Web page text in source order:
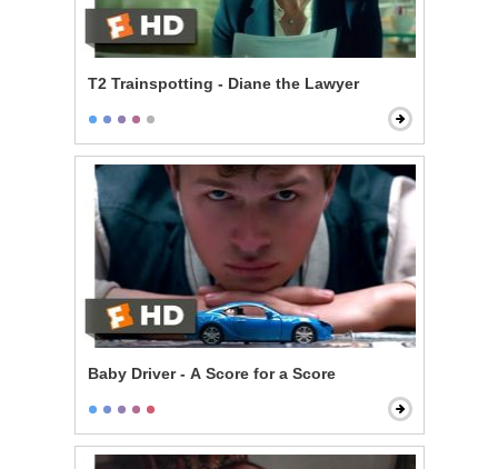
T2 Trainspotting - Diane the Lawyer
Baby Driver - A Score for a Score